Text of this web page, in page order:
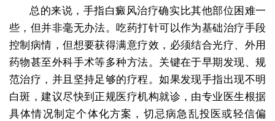
总的来说，手指白癜风治疗确实比其他部位困难一
些，但并非毫无办法。吃药打针可以作为基础治疗手段
控制病情，但想要获得满意疗效，必须结合光疗、外用
药物甚至外科手术等多种方法。关键在于早期发现、规
范治疗，并且坚持足够的疗程。如果发现手指出现不明
白斑，建议尽快到正规医疗机构就诊，由专业医生根据
具体情况制定个体化方案，切忌病急乱投医或轻信偏